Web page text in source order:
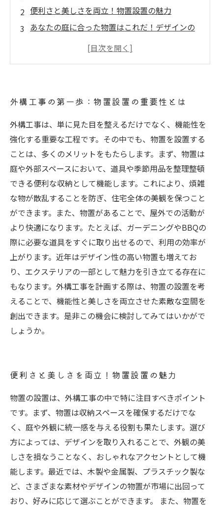
便利さと美しさを両立！物置設置の魅力
あなたの庭に合った物置はこれだ！デザインの
成功事例から学ぶ！物置設置の実際のメリット
外構工事を通じて得られる物置の魅力とその価
値
外構工事の第一歩：物置設置の重要性とは
外構工事は、単に見た目を整えるだけでなく、機能性を
強化する重要な工程です。その中でも、物置を設置する
ことは、多くのメリットをもたらします。まず、物置は
庭や外部スペースにおいて、道具や季節用品を整理整頓
できる便利な収納として機能します。これにより、煩雑
な物が散乱することを防ぎ、住宅全体の美観を保つこと
ができます。また、物置があることで、屋外での活動が
より快適になります。たとえば、ガーデニングやBBQの
際に必要な道具をすぐに取り出せるので、利用の効率が
上がります。近年はデザイン性の高い物置も増えてお
り、エクステリアの一部として魅力を引き立てる存在に
もなります。外構工事を計画する際は、物置の設置を考
えることで、機能性と美しさを両立させた素敵な空間を
創出できます。是非この機会に検討してみてはいかがで
しょうか。
便利さと美しさを両立！物置設置の魅力
物置の設置は、外構工事の中で特に注目すべきポイント
です。まず、物置は収納スペースを確保するだけでな
く、庭や外観に統一感を与える役割も果たします。選び
方によっては、デザインを取り入れることで、外観の美
しさを損なうことなく、おしゃれなアクセントとして機
能します。最近では、木製や金属製、プラスチック製な
ど、さまざまな素材やデザインの物置が市場に出回って
おり、好みに応じて選ぶことができます。 また、物置を